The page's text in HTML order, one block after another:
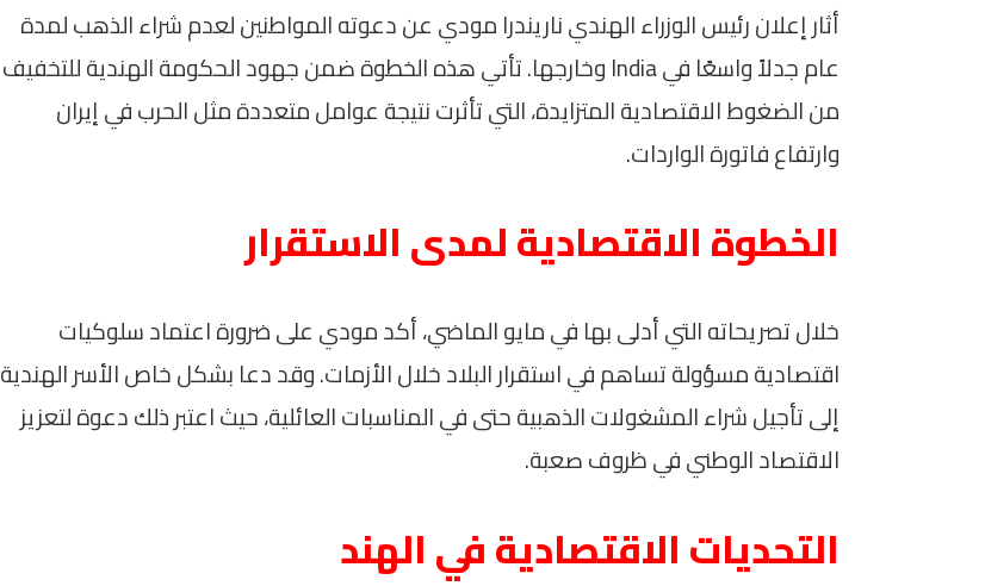
أثار إعلان رئيس الوزراء الهندي ناريندرا مودي عن دعوته المواطنين لعدم شراء الذهب لمدة
عام جدلاً واسعًا في India وخارجها. تأتي هذه الخطوة ضمن جهود الحكومة الهندية للتخفيف
من الضغوط الاقتصادية المتزايدة، التي تأثرت نتيجة عوامل متعددة مثل الحرب في إيران
وارتفاع فاتورة الواردات.
الخطوة الاقتصادية لمدى الاستقرار
خلال تصريحاته التي أدلى بها في مايو الماضي، أكد مودي على ضرورة اعتماد سلوكيات
اقتصادية مسؤولة تساهم في استقرار البلاد خلال الأزمات. وقد دعا بشكل خاص الأسر الهندية
إلى تأجيل شراء المشغولات الذهبية حتى في المناسبات العائلية، حيث اعتبر ذلك دعوة لتعزيز
الاقتصاد الوطني في ظروف صعبة.
التحديات الاقتصادية في الهند